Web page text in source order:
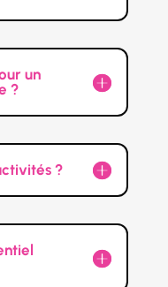
un
?
?